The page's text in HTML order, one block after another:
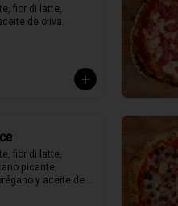
fior di latte,
de oliva.
fior di latte,
picante,
y aceite de